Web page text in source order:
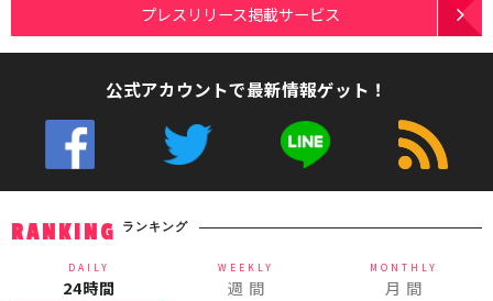
プレスリリース掲載サービス
公式アカウントで最新情報ゲット！
RANKING ランキング
DAILY
24時間
WEEKLY
週 間
MONTHLY
月 間